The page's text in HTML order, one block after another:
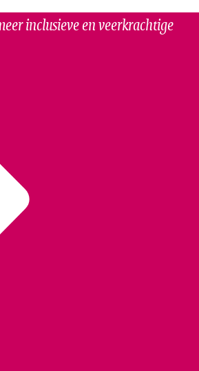
inclusieve en veerkrachtige